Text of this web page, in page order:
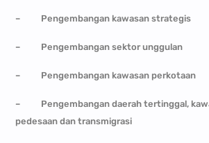
– Pengembangan kawasan strategis
– Pengembangan sektor unggulan
– Pengembangan kawasan perkotaan
–
Pengembangan daerah tertinggal,
pedesaan dan transmigrasi